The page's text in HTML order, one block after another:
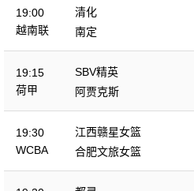
19:00
越南联
清化
南定
19:15
荷甲
SBV精英
阿贾克斯
19:30
WCBA
江西赣星女篮
合肥文旅女篮